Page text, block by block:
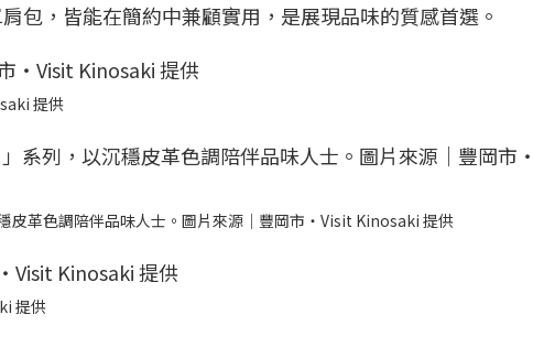
包，皆能在簡約中兼顧實用，是展現品味的質感首選。
提供
皮革色調陪伴品味人士。圖片來源｜豐岡市・Visit Kinosaki 提供
提供